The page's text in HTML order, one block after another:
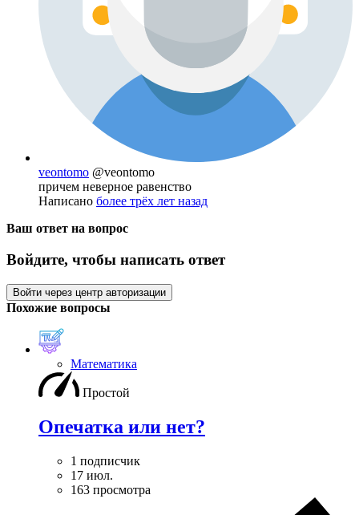
veontomo @veontomo
причем неверное равенство
Написано более трёх лет назад
Ваш ответ на вопрос
Войдите, чтобы написать ответ
Войти через центр авторизации
Похожие вопросы
Математика
Простой
Опечатка или нет?
1 подписчик
17 июл.
163 просмотра